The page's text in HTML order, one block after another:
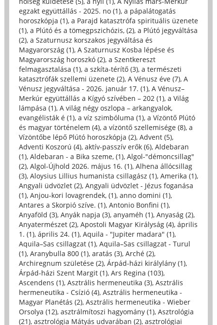
egzakt együttállás - 2025. no (1), a pápalátogatás
horoszkópja (1), a Parajd katasztrófa spirituális üzenete
(1), a Plútó és a tömegpszichózis, (2), a Plútó jegyváltása
(2), a Szaturnusz korszakos jegyváltása és
Magyarország (1), A Szaturnusz Kosba lépése és
Magyarország horoszkó (2), a Szentkereszt
felmagasztalása (1), a szkíta-térítő (3), a természeti
katasztrófák szellemi üzenete (2), A Vénusz éve (7), A
Vénusz jegyváltása - 2026. január 17. (1), A Vénusz–
Merkúr együttállás a Kígyó szívében – 202 (1), a Világ
lámpása (1), A világ négy oszlopa – arkangyalok,
evangélisták é (1), a víz szimbóluma (1), a Vízöntő Plútó
és magyar történelem (4), a vízöntő szellemisége (8), a
Vízöntőbe lépő Plútó horoszkópja (2), Advent (5),
Adventi Koszorú (4), aktív-passzív erők (6), Aldebaran
(1), Aldebaran - a Bika szeme, (1), Algol-"démoncsillag"
(2), Algol-Újhold 2026. május 16. (1), Alhena állócsillag
(3), Aloysius Lillius humanista csillagász (1), Amerika (1),
Angyali üdvözlet (2), Angyali üdvözlet - Jézus foganása
(1), Anjou-kori lovagrendek, (1), anno domini (1),
Antares a Skorpió szíve. (1), Antonio Bonfini (1),
Anyaföld (3), Anyák napja (3), anyaméh (1), Anyaság (2),
Anyatermészet (2), Apostoli Magyar Királyság (4), április
1. (1), április 24. (1), Aquila - "Jupiter madara" (1),
Aquila–Sas csillagzat (1), Aquila–Sas csillagzat - Turul
(1), Aranybulla 800 (1), aratás (3), Arché (2),
Archiregnum születése (2), Árpád-házi királylány (1),
Árpád-házi Szent Margit (1), Ars Regina (103),
Ascendens (1), Asztrális hermeneutika (3), Asztrális
hermeneutika - Csízió (4), Asztrális hermeneutika -
Magyar Planétás (2), Asztrális hermeneutika - Wieber
Orsolya (12), asztrálmítoszi hagyomány (1), Asztrológia
(21), asztrológia Mátyás udvarában (2), asztrológiai